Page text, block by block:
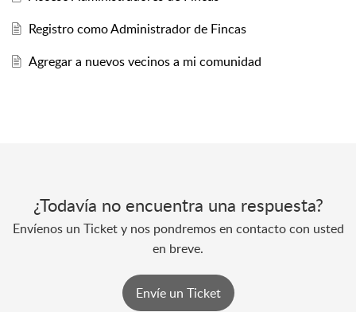
Registro como Administrador de Fincas
Agregar a nuevos vecinos a mi comunidad
¿Todavía no encuentra una respuesta?
Envíenos un Ticket y nos pondremos en contacto con usted
en breve.
Envíe un Ticket